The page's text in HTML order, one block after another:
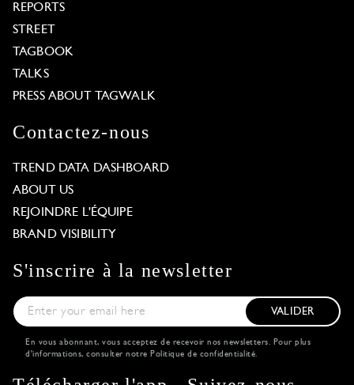
REPORTS
STREET
TAGBOOK
TALKS
PRESS ABOUT TAGWALK
Contactez-nous
TREND DATA DASHBOARD
ABOUT US
REJOINDRE L'ÉQUIPE
BRAND VISIBILITY
S'inscrire à la newsletter
VALIDER
En vous abonnant, vous acceptez de recevoir nos newsletters. Pour plus
d'informations, consulter notre Politique de confidentialité.